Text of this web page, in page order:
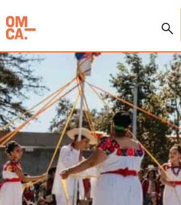
到
内
容
加州奥克兰博物馆(OMCA)